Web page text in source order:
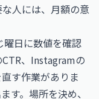
人には、月額の意
曜日に数値を確認
、Instagramの
す作業がありま
す。場所を決め、